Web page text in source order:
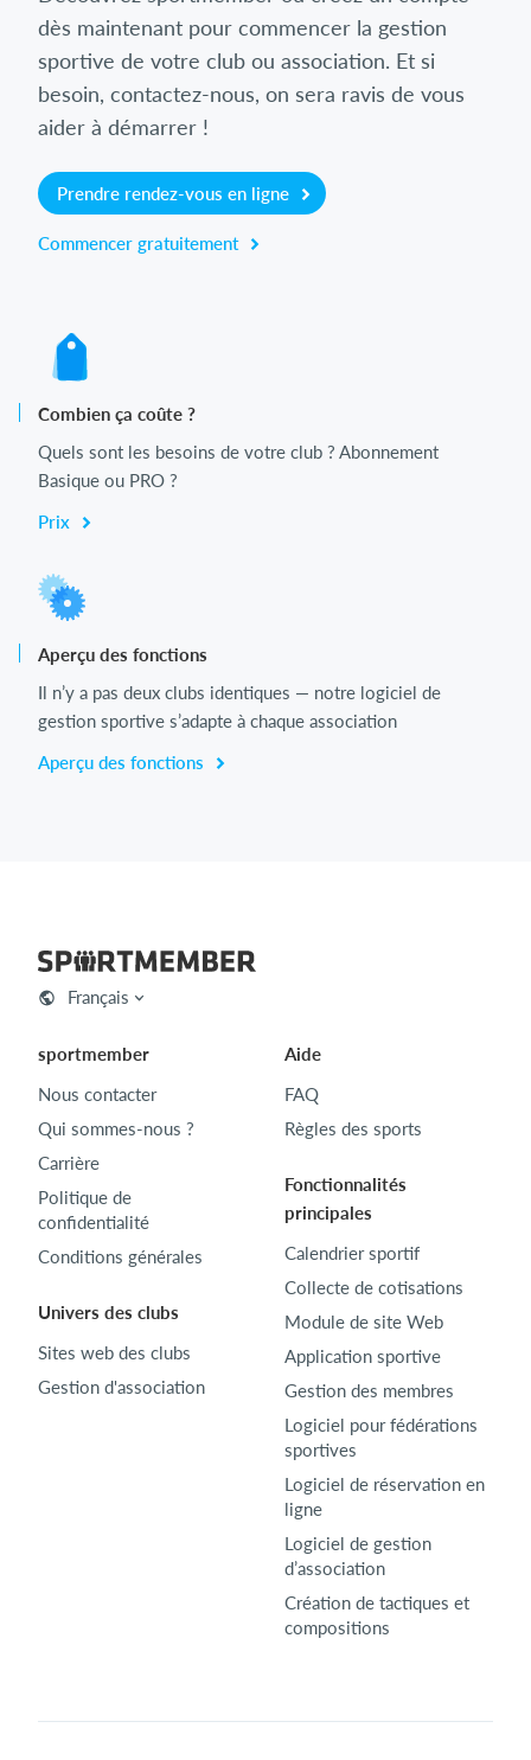
dès maintenant pour commencer la gestion
sportive de votre club ou association. Et si
besoin, contactez-nous, on sera ravis de vous
aider à démarrer !
Prendre rendez-vous en ligne
Commencer gratuitement
Combien ça coûte ?
Quels sont les besoins de votre club ? Abonnement
Basique ou PRO ?
Prix
Aperçu des fonctions
Il n’y a pas deux clubs identiques — notre logiciel de
gestion sportive s’adapte à chaque association
Aperçu des fonctions
Français
sportmember
Nous contacter
Qui sommes-nous ?
Carrière
Politique de
confidentialité
Conditions générales
Univers des clubs
Sites web des clubs
Gestion d'association
Aide
FAQ
Règles des sports
Fonctionnalités
principales
Calendrier sportif
Collecte de cotisations
Module de site Web
Application sportive
Gestion des membres
Logiciel pour fédérations
sportives
Logiciel de réservation en
ligne
Logiciel de gestion
d’association
Création de tactiques et
compositions